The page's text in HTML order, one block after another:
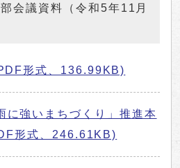
会議資料（令和5年11月
形式、136.99KB)
強いまちづくり」推進本
形式、246.61KB)